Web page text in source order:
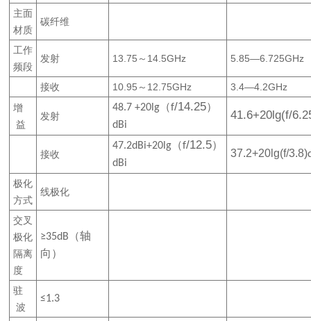
主面
材质
碳纤维
工作
频段
发射 13.75 ～ 14.5GHz 5.85—6.725GHz
接收 10.95 ～ 12.75GHz
3.4—4.2GHz
增
益
发射
48.7 +20lg （f/14.25）
dBi
41.6+20lg(f/
接收
47.2dBi+20lg （f/12.5）
dBi
37.2+20lg(f/3.8)
极化
方式
线极化
交叉
极化
隔离
度
≥35dB （轴
向）
驻
波
≤1.3